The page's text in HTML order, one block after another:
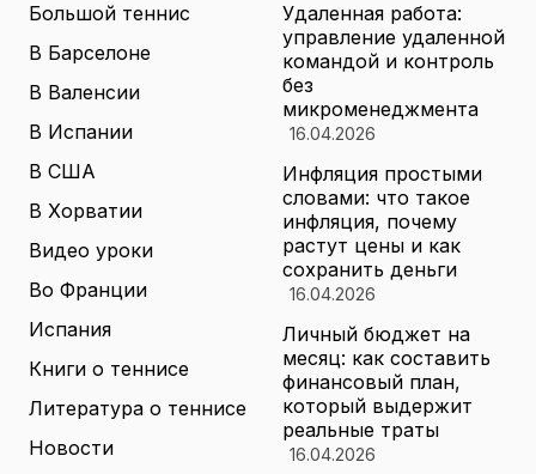
Большой теннис
В Барселоне
В Валенсии
В Испании
В США
В Хорватии
Видео уроки
Во Франции
Испания
Книги о теннисе
Литература о теннисе
Новости
Удаленная работа:
управление удаленной
командой и контроль
без
микроменеджмента
16.04.2026
Инфляция простыми
словами: что такое
инфляция, почему
растут цены и как
сохранить деньги
16.04.2026
Личный бюджет на
месяц: как составить
финансовый план,
который выдержит
реальные траты
16.04.2026